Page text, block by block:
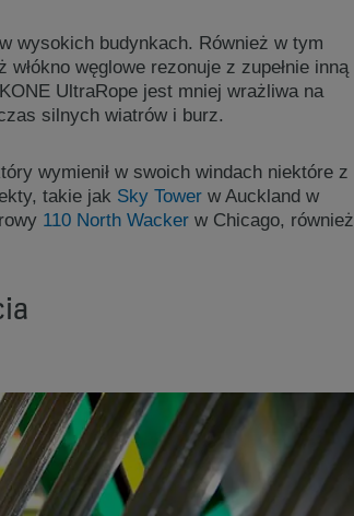
wysokich budynkach. Również w tym
węglowe rezonuje z zupełnie inną
UltraRope jest mniej wrażliwa na
silnych wiatrów i burz.
wymienił w swoich windach niektóre z
takie jak Sky Tower w Auckland w
110 North Wacker w Chicago, również